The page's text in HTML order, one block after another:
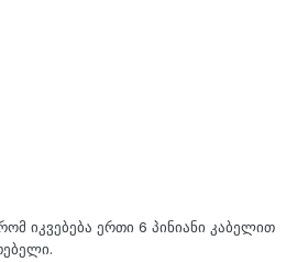
იკვებება ერთი 6 პინიანი კაბელით